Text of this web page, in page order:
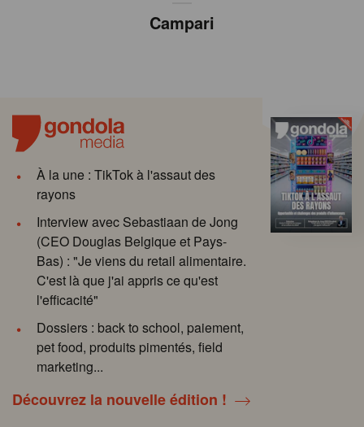
Campari
À la une : TikTok à l'assaut des
rayons
Interview avec Sebastiaan de Jong
(CEO Douglas Belgique et Pays-
Bas) : "Je viens du retail alimentaire.
C'est là que j'ai appris ce qu'est
l'efficacité"
Dossiers : back to school, paiement,
pet food, produits pimentés, field
marketing...
Découvrez la nouvelle édition !